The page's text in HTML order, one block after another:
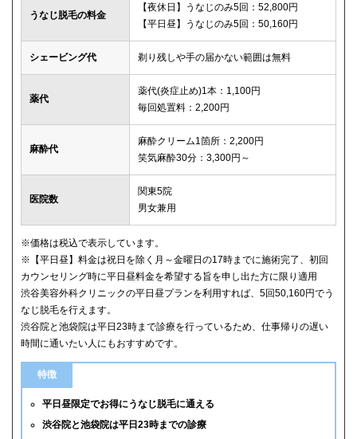
うなじ脱毛の料金
【夜休日】うなじのみ5回：52,800円
【平日昼】うなじのみ5回：50,160円
シェービング代 剃り残しや手の届かない範囲は無料
薬代
薬代(炎症止め)1本：1,100円
毎回処置料：2,200円
麻酔代
麻酔クリーム1箇所：2,200円
笑気麻酔30分：3,300円～
医院数
関東5院
男女兼用
※価格は税込で表示しています。
※【平日昼】料金は祝日を除く月～金曜日の17時までに施術完了、初回
カウンセリング時に平日昼料金を希望する旨を申し出た方に限り適用
渋谷美容外科クリニックの平日昼プランを利用すれば、5回50,160円でう
なじ脱毛を行えます。
渋谷院と池袋院は平日23時まで診療を行っているため、仕事帰りの遅い
時間に通いたい人にもおすすめです。
特徴
平日昼限定でお得にうなじ脱毛に通える
渋谷院と池袋院は平日23時までの診療